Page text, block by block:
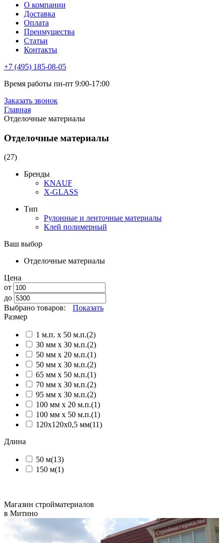
О компании
Доставка
Оплата
Преимущества
Статьи
Контакты
+7 (495) 185-08-05
Время работы пн-пт 9:00-17:00
Заказать звонок
Главная
Отделочные материалы
Отделочные материалы
(27)
Бренды
KNAUF
X-GLASS
Тип
Рулонные и ленточные материалы
Клей полимерный
Ваш выбор
Отделочные материалы
Цена
от
до
Выбрано товаров:
Показать
Размер
1 м.п. х 50 м.п.(2)
30 мм х 30 м.п.(2)
50 мм х 20 м.п.(1)
50 мм х 30 м.п.(2)
65 мм х 50 м.п.(1)
70 мм х 30 м.п.(2)
95 мм х 30 м.п.(2)
100 мм х 20 м.п.(1)
100 мм х 50 м.п.(1)
120х120х0,5 мм(11)
Длина
50 м(13)
150 м(1)
Магазин стройматериалов
в Митино